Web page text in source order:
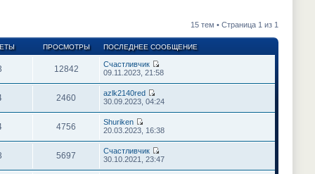
15 тем • Страница 1 из 1
ПРОСМОТРЫ ПОСЛЕДНЕЕ СООБЩЕНИЕ
12842
Счастливчик
П
й
т
к
с
л
е
09.11.2023, 21:58
2460
azlk2140red
П
й
т
и
к
30.09.2023, 04:24
4756
Shuriken
П
е
й
т
20.03.2023, 16:38
5697
Счастливчик
П
30.10.2021, 23:47